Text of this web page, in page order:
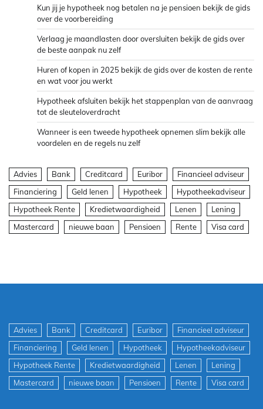
Kun jij je hypotheek nog betalen na je pensioen bekijk de gids
over de voorbereiding
Verlaag je maandlasten door oversluiten bekijk de gids over
de beste aanpak nu zelf
Huren of kopen in 2025 bekijk de gids over de kosten de rente
en wat voor jou werkt
Hypotheek afsluiten bekijk het stappenplan van de aanvraag
tot de sleuteloverdracht
Wanneer is een tweede hypotheek opnemen slim bekijk alle
voordelen en de regels nu zelf
Advies Bank Creditcard Euribor
Financieel adviseur
Financiering
Geld lenen Hypotheek
Hypotheekadviseur
Hypotheek Rente
Kredietwaardigheid Lenen
Lening
Mastercard
nieuwe baan Pensioen Rente Visa card
Advies Bank Creditcard Euribor
Financieel adviseur
Financiering
Geld lenen Hypotheek
Hypotheekadviseur
Hypotheek Rente
Kredietwaardigheid Lenen
Lening
Mastercard
nieuwe baan Pensioen Rente Visa card